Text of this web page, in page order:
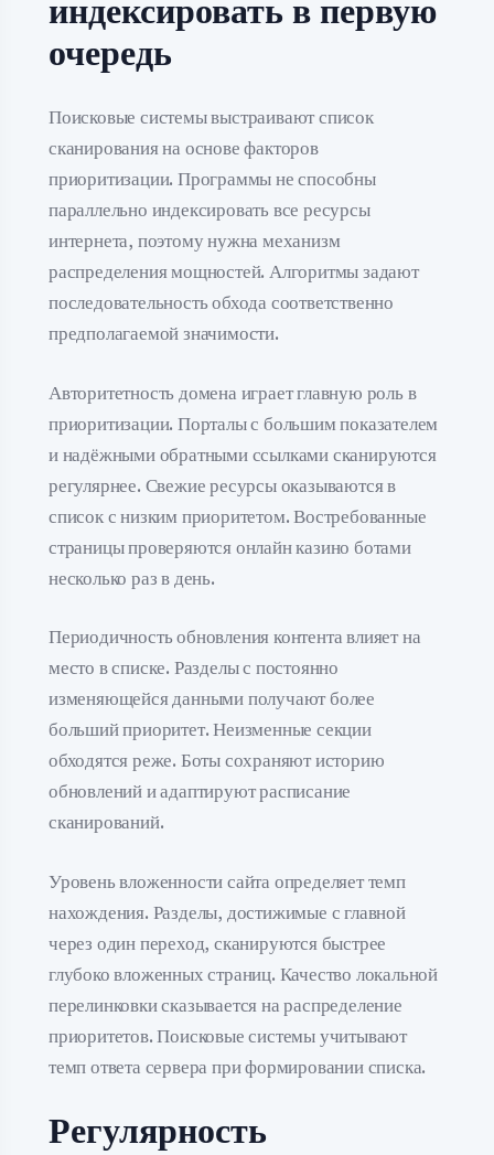
индексировать в первую
очередь
Поисковые системы выстраивают список
сканирования на основе факторов
приоритизации. Программы не способны
параллельно индексировать все ресурсы
интернета, поэтому нужна механизм
распределения мощностей. Алгоритмы задают
последовательность обхода соответственно
предполагаемой значимости.
Авторитетность домена играет главную роль в
приоритизации. Порталы с большим показателем
и надёжными обратными ссылками сканируются
регулярнее. Свежие ресурсы оказываются в
список с низким приоритетом. Востребованные
страницы проверяются онлайн казино ботами
несколько раз в день.
Периодичность обновления контента влияет на
место в списке. Разделы с постоянно
изменяющейся данными получают более
больший приоритет. Неизменные секции
обходятся реже. Боты сохраняют историю
обновлений и адаптируют расписание
сканирований.
Уровень вложенности сайта определяет темп
нахождения. Разделы, достижимые с главной
через один переход, сканируются быстрее
глубоко вложенных страниц. Качество локальной
перелинковки сказывается на распределение
приоритетов. Поисковые системы учитывают
темп ответа сервера при формировании списка.
Регулярность